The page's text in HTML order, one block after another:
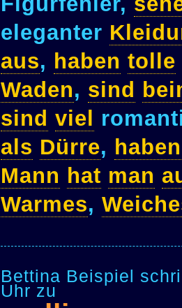
eleganter
aus, haben tolle
Waden, sind
sind viel
als Dürre, haben
Mann hat man
Warmes,
Bettina Beispiel
Uhr zu